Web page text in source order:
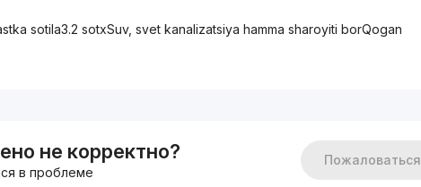
sotila3.2 sotxSuv, svet kanalizatsiya hamma sharoyiti borQogan
не корректно?
в проблеме
Пожаловаться